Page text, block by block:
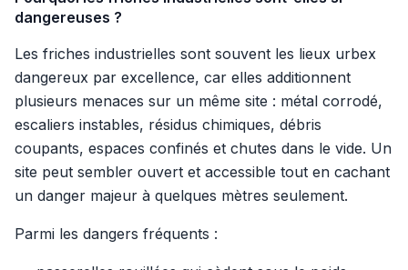
dangereuses ?
Les friches industrielles sont souvent les lieux urbex
dangereux par excellence, car elles additionnent
plusieurs menaces sur un même site : métal corrodé,
escaliers instables, résidus chimiques, débris
coupants, espaces confinés et chutes dans le vide. Un
site peut sembler ouvert et accessible tout en cachant
un danger majeur à quelques mètres seulement.
Parmi les dangers fréquents :